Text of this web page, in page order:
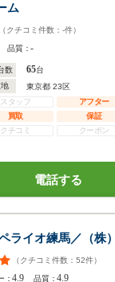
ム
（クチコミ件数： -件）
品質：-
数 65台
東京都 23区
スタッフ
アフター
買取
保証
クチコミ
クーポン
電話する
ライオ練馬／（株
（クチコミ件数： 52件）
：4.9 品質：4.9